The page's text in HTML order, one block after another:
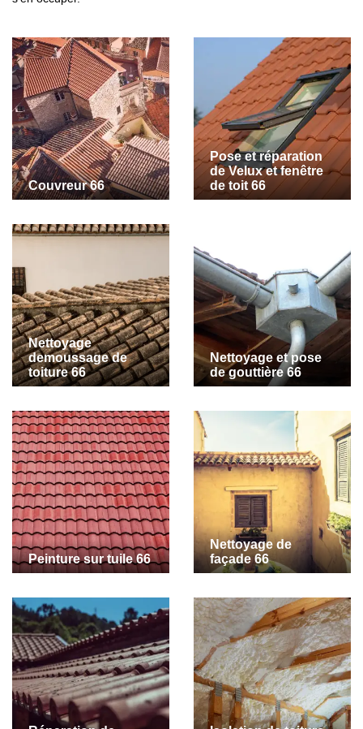
Couvreur 66
Pose et réparation
de Velux et fenêtre
de toit 66
Nettoyage
demoussage de
toiture 66
Nettoyage et pose
de gouttière 66
Peinture sur tuile 66
Nettoyage de
façade 66